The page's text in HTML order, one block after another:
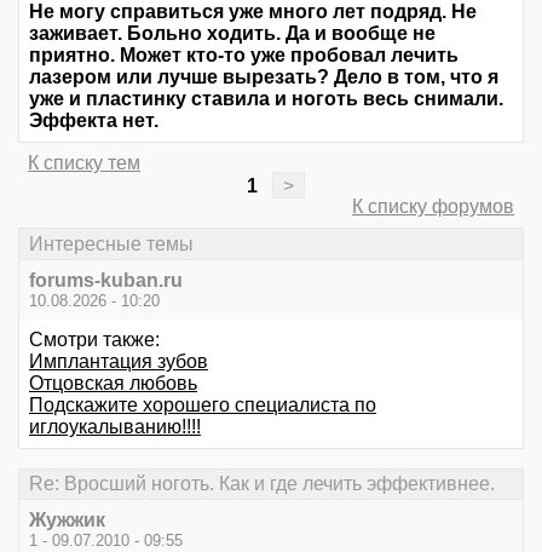
Не могу справиться уже много лет подряд. Не
заживает. Больно ходить. Да и вообще не
приятно. Может кто-то уже пробовал лечить
лазером или лучше вырезать? Дело в том, что я
уже и пластинку ставила и ноготь весь снимали.
Эффекта нет.
К списку тем
1
>
К списку форумов
Интересные темы
forums-kuban.ru
10.08.2026 - 10:20
Смотри также:
Имплантация зубов
Отцовская любовь
Подскажите хорошего специалиста по
иглоукалыванию!!!!
Re: Вросший ноготь. Как и где лечить эффективнее.
Жужжик
1 - 09.07.2010 - 09:55